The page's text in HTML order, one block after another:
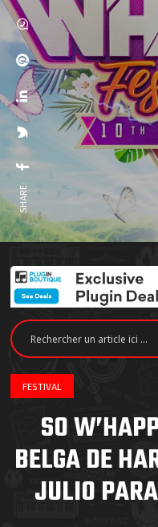
SHARE:
FESTIVAL
SO
BELGA DE
JULIO